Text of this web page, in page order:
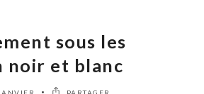
sous les
noir et blanc
PARTAGER